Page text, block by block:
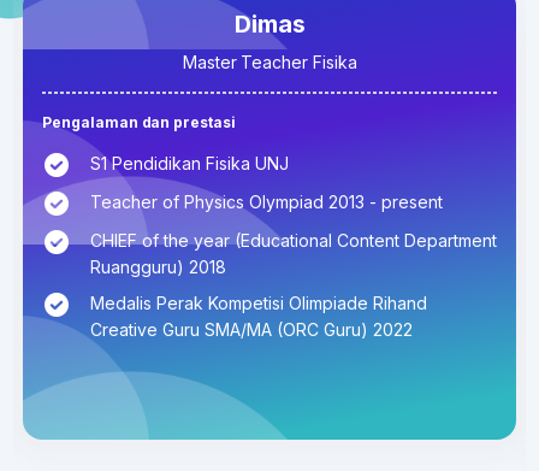
Dimas
Master Teacher Fisika
Pengalaman dan prestasi
S1 Pendidikan Fisika UNJ
Teacher of Physics Olympiad 2013 - present
CHIEF of the year (Educational Content Department
Ruangguru) 2018
Medalis Perak Kompetisi Olimpiade Rihand
Creative Guru SMA/MA (ORC Guru) 2022